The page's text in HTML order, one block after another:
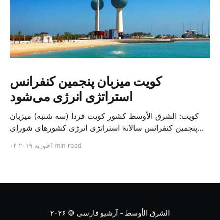
کویت میزبان پنجمین کنفرانس
استراتژی انرژی می‌شود
کویت: الشرق الأوسط کشور کویت فردا (سه شنبه) میزبان
پنجمین کنفرانس سالانهٔ استراتژی انرژی کشورهای شورای
متخصص از شرکت‌های جهانی نفت و گاز در این کنفرانس
۰۴ فوریه ۲۰۱۹1 min read
الشرق الأوسط - آرشیو فارسی © ۲۰۲۶